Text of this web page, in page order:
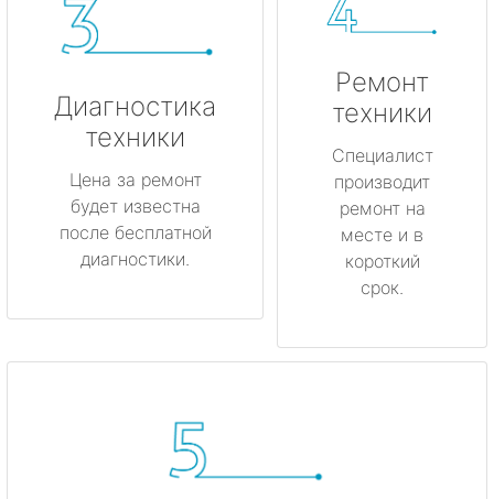
Диагностика
техники
Цена за ремонт
будет известна
после бесплатной
диагностики.
Ремонт
техники
Специалист
производит
ремонт на
месте и в
короткий
срок.